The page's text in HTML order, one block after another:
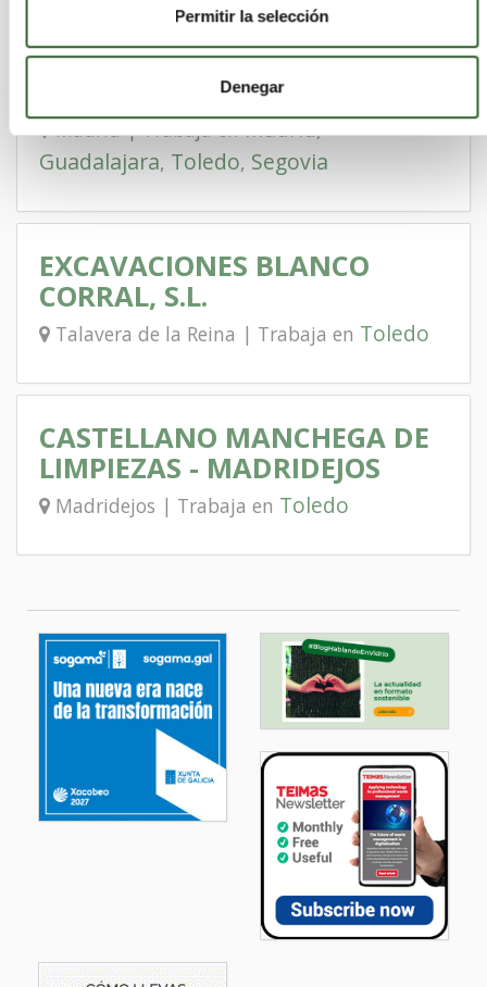
Permitir la selección
Denegar
AMBAR PLUS, S.L.
Madrid | Trabaja enMadrid,
Guadalajara, Toledo, Segovia
EXCAVACIONES BLANCO
CORRAL, S.L.
Talavera de la Reina | Trabaja en Toledo
CASTELLANO MANCHEGA DE
LIMPIEZAS - MADRIDEJOS
Madridejos | Trabaja en Toledo